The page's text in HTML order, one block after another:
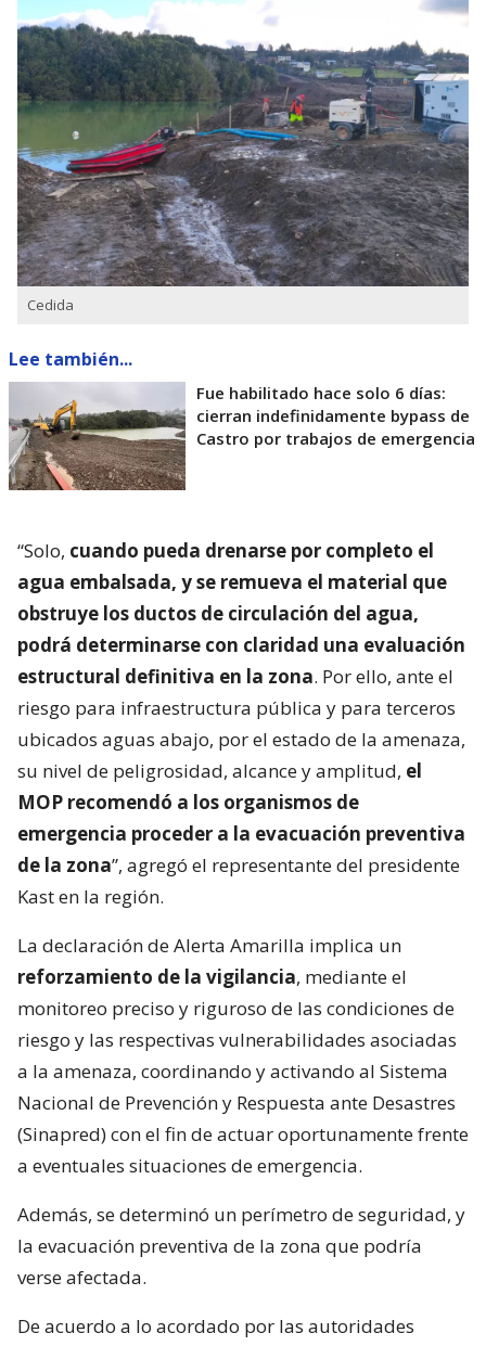
Cedida
Lee también...
Fue habilitado hace solo 6 días:
cierran indefinidamente bypass de
Castro por trabajos de emergencia
“Solo, cuando pueda drenarse por completo el
agua embalsada, y se remueva el material que
obstruye los ductos de circulación del agua,
podrá determinarse con claridad una evaluación
estructural definitiva en la zona. Por ello, ante el
riesgo para infraestructura pública y para terceros
ubicados aguas abajo, por el estado de la amenaza,
su nivel de peligrosidad, alcance y amplitud, el
MOP recomendó a los organismos de
emergencia proceder a la evacuación preventiva
de la zona”, agregó el representante del presidente
Kast en la región.
La declaración de Alerta Amarilla implica un
reforzamiento de la vigilancia, mediante el
monitoreo preciso y riguroso de las condiciones de
riesgo y las respectivas vulnerabilidades asociadas
a la amenaza, coordinando y activando al Sistema
Nacional de Prevención y Respuesta ante Desastres
(Sinapred) con el fin de actuar oportunamente frente
a eventuales situaciones de emergencia.
Además, se determinó un perímetro de seguridad, y
la evacuación preventiva de la zona que podría
verse afectada.
De acuerdo a lo acordado por las autoridades